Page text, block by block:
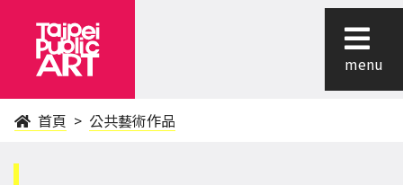
menu
首頁 公共藝術作品